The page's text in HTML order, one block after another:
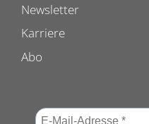
Newsletter
Karriere
Abo